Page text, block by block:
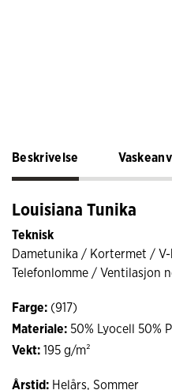
Beskrivelse
Louisiana Tunika
Teknisk
Dametunika / Kortermet /
Telefonlomme / Ventilasjon
Farge: (917)
Materiale: 50% Lyocell 50%
Vekt: 195 g/m²
Årstid: Helårs, Sommer